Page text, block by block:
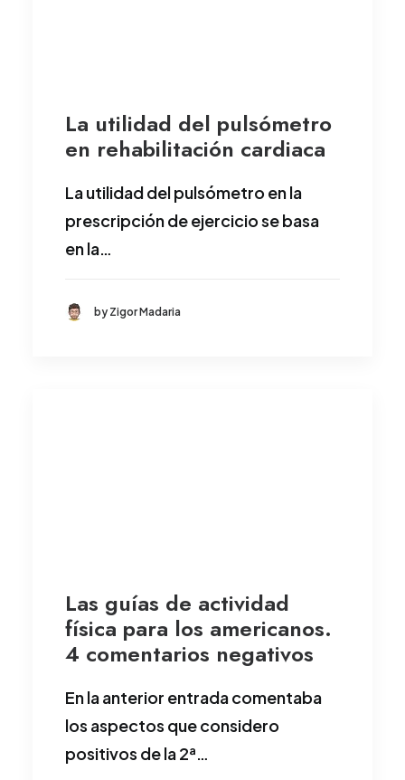
La utilidad del pulsómetro
en rehabilitación cardiaca
La utilidad del pulsómetro en la
prescripción de ejercicio se basa
en la…
by Zigor Madaria
Las guías de actividad
física para los americanos.
4 comentarios negativos
En la anterior entrada comentaba
los aspectos que considero
positivos de la 2ª…